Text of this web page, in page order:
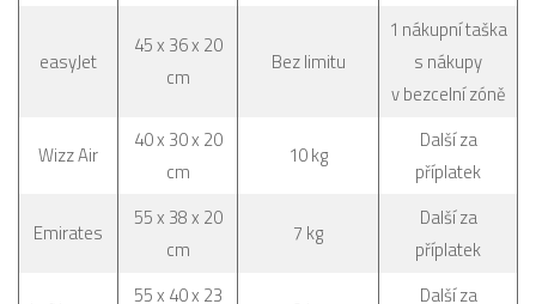
easyJet
45 x 36 x 20
cm
Bez limitu
1 nákupní taška
s nákupy
v bezcelní zóně
Wizz Air
40 x 30 x 20
cm
10 kg
Další za
příplatek
Emirates
55 x 38 x 20
cm
7 kg
Další za
příplatek
55 x 40 x 23
Další za